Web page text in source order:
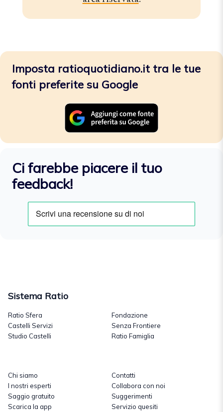
Imposta ratioquotidiano.it tra le tue
fonti preferite su Google
Ci farebbe piacere il tuo
feedback!
Sistema Ratio
Ratio Sfera
Castelli Servizi
Studio Castelli
Fondazione
Senza Frontiere
Ratio Famiglia
Chi siamo
I nostri esperti
Saggio gratuito
Scarica la app
Contatti
Collabora con noi
Suggerimenti
Servizio quesiti